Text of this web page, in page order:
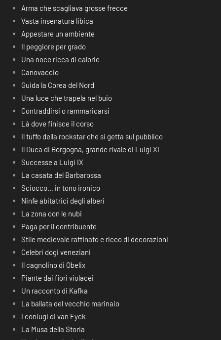
Arma che scagliava grosse frecce
Vasta insenatura libica
Appestare un ambiente
Il peggiore per grado
Una noce ricca di calorie
Canovaccio
Guida la Corea del Nord
Una luce che trapela nel buio
Contraddirsi o rammaricarsi
Là dove finisce il corso
Il tuffo della rockstar che si getta sul pubblico
Il Duca di Borgogna, grande rivale di Luigi XI
Successe a Luigi IX
La casata del Barbarossa
Sciocco… in tono ironico
Ninfe abitatrici degli alberi
La zona con le nubi
Paga per il contribuente
Stile medievale raffinato e ricco di decorazioni
Celebri dogi veneziani
Il cagnolino di Obelix
Piante dai fiori violacei
Un racconto di Kafka
La ballata del vecchio marinaio
I coniugi di van Eyck
La Musa della Storia